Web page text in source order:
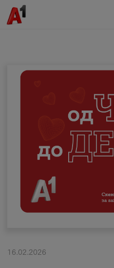
Деловни
Поддршка
Надополни кредит
Плати сметка
#ПодобарОнлајн
16.02.2026